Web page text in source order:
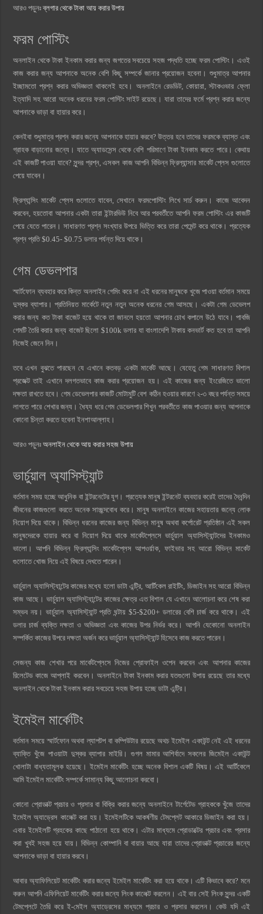
আরও পড়ুনঃব্লগার থেকে টাকা আয় করার উপায়
ফরম পোস্টিং
অনলাইন থেকে টাকা ইনকাম করার জন্য জগতের সবচেয়ে সহজ পদ্ধতি হচ্ছে ফরম পোস্টিং। এওই
কাজ করার জন্য আপনাকে অনেক বেশি কিছু সম্পর্কে জানার প্রয়োজন হবেনা। শুধুমাত্র আপনার
ইচ্ছামতো প্রশ্ন করার অভিজ্ঞতা থাকলেই হবে। অনলাইনে রেডডিট, কোয়ারা, স্টাকওভার ফ্লো
ইত্যাদি সহ আরাে অনেক ধরনের ফরম পোস্টিং সাইট রয়েছে। যারা তাদের ফর্মে প্রশ্ন করার জন্যে
আপনাকে ভাড়া বা হায়ার করে।
কেনইবা শুধুমাত্র প্রশ্ন করার জন্যে আপনাকে হায়ার করবে? উত্তর হবে তাদের ফরমকে ব্যাস্ত এবং
গ্রাহক বাড়ানোর জন্যে। যাতে অ্যাডসেন্স থেকে বেশি পরিমাণে টাকা ইনকাম করতে পারে। কেথায়
এই কাজটি পাওয়া যাবে? সুন্দর প্রশ্ন, এসকল কাজ আপনি বিভিন্ন ফ্রিল্যান্সার মার্কেট প্লেস গুলোতে
পেয়ে যাবেন।
ফ্রিল্যান্সিং মার্কেট প্লেস গুলোতে যাবেন, সেখানে ফরমপোস্টিং লিখে সার্চ করুন। কাজে আবেদন
করবেন, হয়তোবা আপনার একটা তারা ইন্টারভিউ নিবে আর পরবর্তীতে আপনি ফরম পোস্টিং এর কাজটি
পেয়ে যেতে পারেন। সাধারণত প্রশ্ন সংখ্যার উপরে ভিত্তি করে তারা পেমেন্ট করে থাকে। প্রত্যেক
প্রশ্ন প্রতি $0.45- $0.75 ডলার পর্যন্ত দিয়ে থাকে।
গেম ডেভলপার
স্মার্টফোন ব্যবহার করে কিন্ত অনলাইন গেমিং করে না এই ধরনের মানুষকে খুজে পাওয়া বর্তমান সময়ে
দুস্কর ব্যাপার। প্রতিনিয়ত মার্কেটে নতুন নতুন অনেক ধরনের গেম আসছে। একটা গেম ডেভেলপ
করার জন্য কত টাকা বাজেট হয়ে থাকে তা জানলে হয়তো আপনার চোখ কপালে উঠে যাবে। পাবজি
গেমটি তৈরি করার জন্য বাজেট ছিলো $100k ডলার যা বাংলাদেশি টাকায় কনভার্ট কত হবে তা আপনি
নিজেই জেনে নিন।
তবে এখন বুঝতে পারছেন যে এখানে কতবড় একটা মার্কেট আছে। যেহেতু গেম সাধারণত বিশাল
প্রজেক্ট তাই এখানে দলগতভাবে কাজ করার প্রয়োজন হয়। এই কাজের জন্য ইংরেজিতে ভালো
দক্ষতা রাখতে হবে। গেম ডেভেলপার কাজটি মোটামুটি বেশ কঠিন হওয়ার কারণে ২-৩ বছর পর্যন্ত সময়ে
লাগতে পারে শেখার জন্য। ধৈয্য ধরে গেম ডেভেলপার শিখুন পরবর্তীতে কাজ পাওয়ার জন্য আপনাকে
কোনো চিন্তা করতে হবেনা ইনশাআল্লাহ।
আরও পড়ুনঃঅনলাইন থেকে আয় করার সহজ উপায়
ভার্চুয়াল অ্যাসিস্ট্যান্ট
বর্তমান সময় হচ্ছে আধুনিক বা ইন্টরনেটের যুগ। প্রত্যেক মানুষ ইন্টরনেট ব্যবহার করেই তাদের দৈনন্দিন
জীবনের কাজগুলো করতে অনেক সাচ্ছন্দবোধ করে। মানুষ অনলাইনে কাজের সহায়তার জন্যে লোক
নিয়োগ দিয়ে থাকে। বিভিন্ন ধরনের কাজের জন্য বিভিন্ন মানুষ অথবা কর্পোরেট প্রতিষ্ঠান এই সকল
মানুষদেরকে হায়ার করে বা নিয়োগ দিয়ে থাকে মার্কেটপ্লেসে ভার্চুয়াল অ্যাসিস্ট্যান্টদের ইনকামও
ভালো। আপনি বিভিন্ন ফ্রিল্যান্সিং মার্কেটপ্লেস আপওর্য়াক, ফাইভার সহ আরো বিভিন্ন মার্কেট
গুলোতে খোজ নিয়ে এই বিষয়ে দেখতে পারেন।
ভার্চুয়াল অ্যাসিস্ট্যান্টের কাজের মধ্যে হলো ডাটা এন্ট্রি, আর্টিকেল রাইটিং, ডিজাইন সহ আরো বিভিন্ন
কাজ আছে। ভার্চুয়াল অ্যাসিস্ট্যান্টের কাজের ক্ষেত্র এত বিশাল যে এখানে আলোচনা করে শেষ করা
সম্ভব নয়। ভার্চুয়াল অ্যাসিস্ট্যান্ট প্রতি ঘন্টায় $5-$200+ ডলারের বেশি চার্জ করে থাকে। এই
ডলার চার্জ ব্যক্তি দক্ষতা ও অভিজ্ঞতা এবং কাজের উপর নির্ভর করে। আপনি যেকোনো অনলাইন
সম্পর্কিত কাজের উপরে দক্ষতা অর্জন করে ভার্চুয়াল অ্যাসিস্ট্যান্ট হিসেবে কাজ করতে পারেন।
সেজন্য কাজ শেখার পরে মার্কেটপ্লেসে নিজের প্রোফাইল ওপেন করবেন এবং আপনার কাজের
রিলেটেড কাজে আপ্লাই করবেন। অনলাইনে টাকা ইনকাম করার যতগুলো উপায় রয়েছে তার মধ্যে
অনলাইন থেকে টাকা ইনকাম করার সবচেয়ে সহজ উপায় হচ্ছে ডাটা এন্ট্রি।
ইমেইল মার্কেটিং
বর্তমান সময়ে স্মার্টফোন অথবা ল্যাপটপ বা কম্পিউটার রয়েছে অথচ ইমেইল একাউন্ট নেই এই ধরনের
ব্যাক্তি খুঁজে পাওয়াটা দুস্কর ব্যাপার মাইরি। গুগল মামার আশির্বাদে সকলের জিমেইল একাউন্ট
খোলাটা বাধ্যতামূলক হয়েছে। ইমেইল মার্কেটিং হচ্ছে অনেক বিশাল একটি বিষয়। এই আর্টিকেলে
আমি ইমেইল মার্কেটিং সম্পর্কে সামান্য কিছু আলোচনা করবো।
কোনো প্রোডাক্ট প্রচার ও প্রসার বা বিক্রি করার জন্যে অনলাইনে টার্গেটেড গ্রাহককে খুঁজে তাদের
ইমেইল অ্যাড্রেস কালেক্ট করা হয়। ইমেইলটিকে আকর্ষণীয় টেমপ্লেট আকারে ডিজাইন করা হয়।
এবার ইমেইলটি গ্রহকের কাছে পাঠানো হয়ে থাকে। এটার মাধ্যমে প্রোডাক্টের প্রচার এবং প্রসার
করা খুবই সহজ হয়ে যায়। বিভিন্ন কোম্পানি বা বায়ার আছে যারা তাদের প্রোডাক্ট প্রচারের জন্যে
আপনাকে ভাড়া বা হায়ার করবে।
আবার অ্যাফিলিয়েট মার্কেটিং করার জন্যে ইমেইল মার্কেটিং করা হয়ে থাকে। এটি কিভাবে করে? মনে
করুন আপনি এফিলিয়েট মার্কেটিং করার জন্যে লিংক কালেক্ট করলেন। এই বার সেই লিংক সুন্দর একটি
টেমপ্লেটে তৈরি করে ই-মেইল অ্যাড্রেসের মাধ্যমে প্রচার ও প্রসার করলেন। কেউ যদি এই